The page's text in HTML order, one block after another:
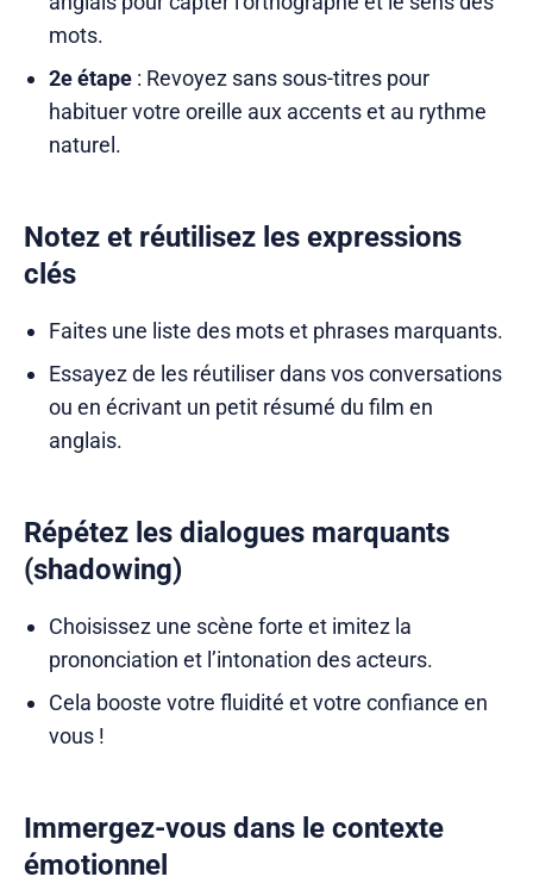
mots.
2e étape: Revoyez sans sous-titres pour
habituer votre oreille aux accents et au rythme
naturel.
Notez et réutilisez les expressions
clés
Faites une liste des mots et phrases marquants.
Essayez de les réutiliser dans vos conversations
ou en écrivant un petit résumé du film en
anglais.
Répétez les dialogues marquants
(shadowing)
Choisissez une scène forte et imitez la
prononciation et l’intonation des acteurs.
Cela booste votre fluidité et votre confiance en
vous !
Immergez-vous dans le contexte
émotionnel